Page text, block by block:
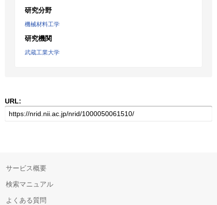
研究分野
機械材料工学
研究機関
武蔵工業大学
URL:
サービス概要
検索マニュアル
よくある質問